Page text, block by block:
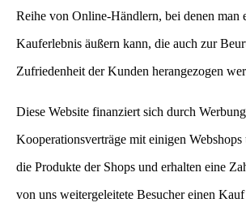
Reihe von Online-Händlern, bei denen man
Kauferlebnis äußern kann, die auch zur
Zufriedenheit der Kunden herangezogen
Diese Website finanziert sich durch
Kooperationsverträge mit einigen Webshops
die Produkte der Shops und erhalten eine
von uns weitergeleitete Besucher einen